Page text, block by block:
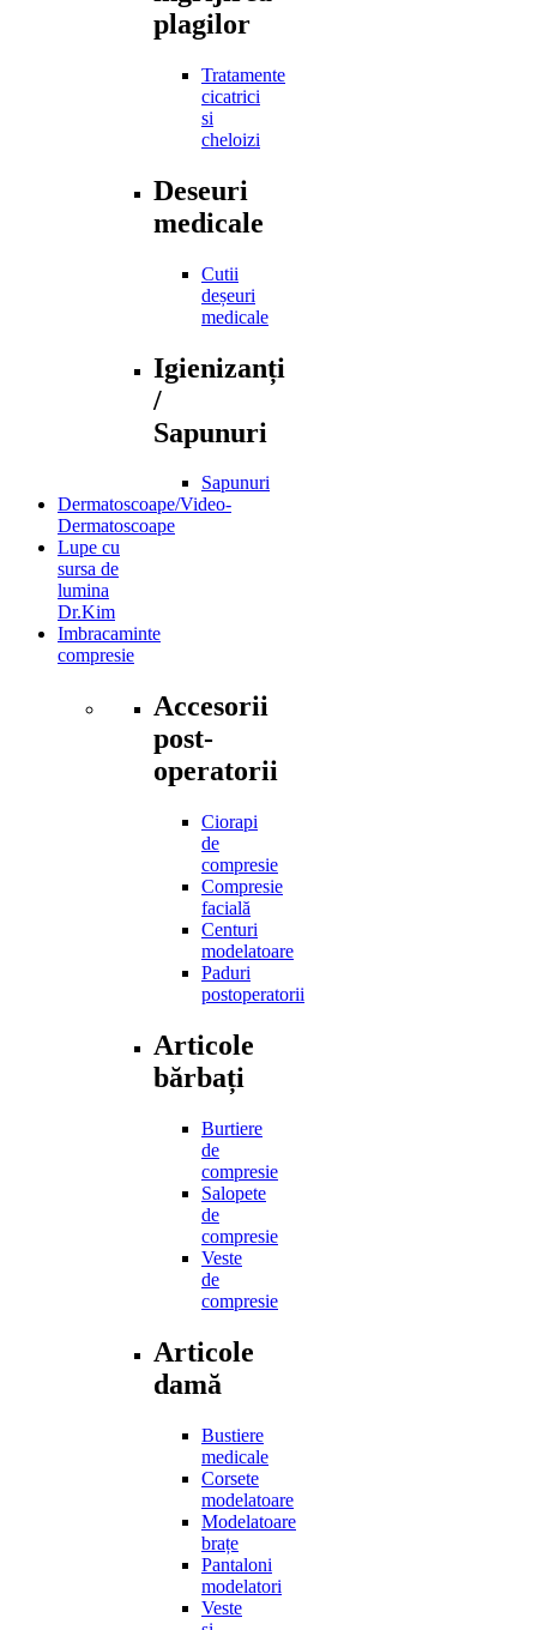
plagilor
Tratamente
cicatrici
si
cheloizi
Deseuri
medicale
Cutii
deșeuri
medicale
Igienizanți
/
Sapunuri
Sapunuri
Dermatoscoape/Video-
Dermatoscoape
Lupe cu
sursa de
lumina
Dr.Kim
Imbracaminte
compresie
Accesorii
post-
operatorii
Ciorapi
de
compresie
Compresie
facială
Centuri
modelatoare
Paduri
postoperatorii
Articole
bărbați
Burtiere
de
compresie
Salopete
de
compresie
Veste
de
compresie
Articole
damă
Bustiere
medicale
Corsete
modelatoare
Modelatoare
brațe
Pantaloni
modelatori
Veste